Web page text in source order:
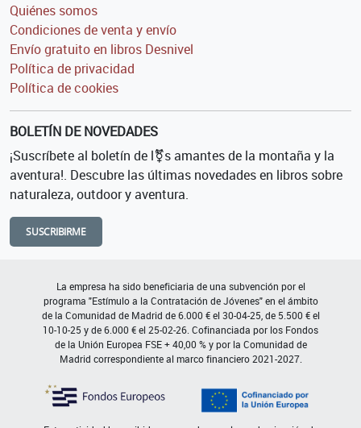
Quiénes somos
Condiciones de venta y envío
Envío gratuito en libros Desnivel
Política de privacidad
Política de cookies
BOLETÍN DE NOVEDADES
¡Suscríbete al boletín de l⚧s amantes de la montaña y la
aventura!. Descubre las últimas novedades en libros sobre
naturaleza, outdoor y aventura.
SUSCRIBIRME
La empresa ha sido beneficiaria de una subvención por el
programa "Estímulo a la Contratación de Jóvenes" en el ámbito
de la Comunidad de Madrid de 6.000 € el 30-04-25, de 5.500 € el
10-10-25 y de 6.000 € el 25-02-26. Cofinanciada por los Fondos
de la Unión Europea FSE + 40,00 % y por la Comunidad de
Madrid correspondiente al marco financiero 2021-2027.